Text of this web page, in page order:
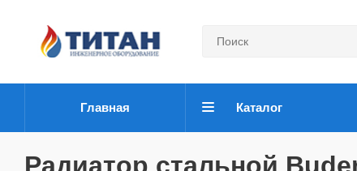
Главная Каталог